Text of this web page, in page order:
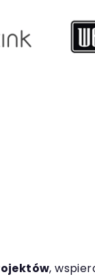
,